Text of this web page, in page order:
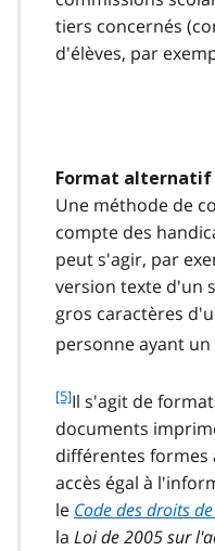
tiers concernés
d'élèves, par
Format alternatif
Une méthode de
compte des
peut s'agir, par
version texte d'un
gros caractères
personne ayant
f
o
o
t
n
o
t
[5]Il s'agit de
documents
différentes formes
accès égal à
le Code des droits
la Loi de 2005 sur